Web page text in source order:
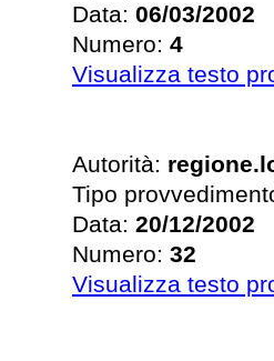
Data: 06/03/2002
Numero: 4
Visualizza testo
Autorità:
Tipo
Data: 20/12/2002
Numero: 32
Visualizza testo